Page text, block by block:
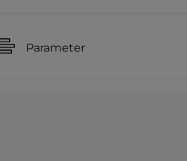
Parameter